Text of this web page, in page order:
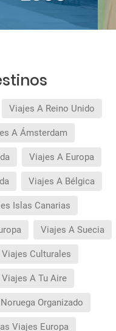
Viajes A Reino Unido
A Ámsterdam
Viajes A Europa
Viajes A Bélgica
Islas Canarias
Viajes A Suecia
Viajes Culturales
Viajes A Tu Aire
Organizado
Viajes Europa